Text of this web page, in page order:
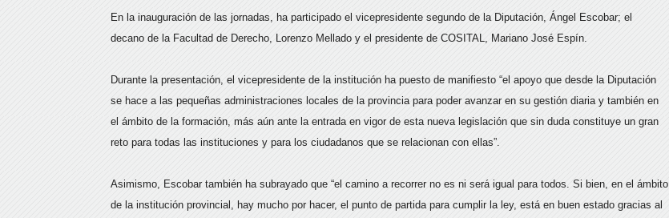
En la inauguración de las jornadas, ha participado el vicepresidente segundo de la Diputación, Ángel Escobar; el
decano de la Facultad de Derecho, Lorenzo Mellado y el presidente de COSITAL, Mariano José Espín.
Durante la presentación, el vicepresidente de la institución ha puesto de manifiesto “el apoyo que desde la Diputación
se hace a las pequeñas administraciones locales de la provincia para poder avanzar en su gestión diaria y también en
el ámbito de la formación, más aún ante la entrada en vigor de esta nueva legislación que sin duda constituye un gran
reto para todas las instituciones y para los ciudadanos que se relacionan con ellas”.
Asimismo, Escobar también ha subrayado que “el camino a recorrer no es ni será igual para todos. Si bien, en el ámbito
de la institución provincial, hay mucho por hacer, el punto de partida para cumplir la ley, está en buen estado gracias al